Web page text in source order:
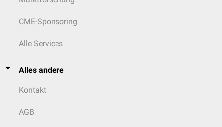
CME-Sponsoring
Alle Services
Alles andere
Kontakt
AGB